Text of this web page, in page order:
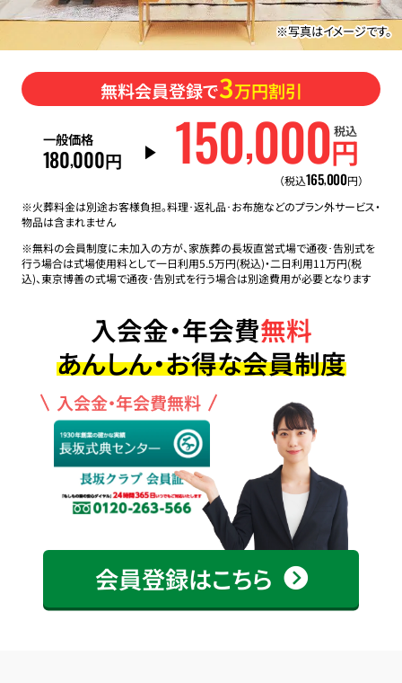
※写真はイメージです。
無料会員登録で3万円割引
一般価格
180,000円 150,000円
税込
（税込165,000円）
※火葬料金は別途お客様負担。料理･返礼品･お布施などのプラン外サービス・
物品は含まれません
※無料の会員制度に未加入の方が、家族葬の長坂直営式場で通夜･告別式を
行う場合は式場使用料として一日利用5.5万円(税込)・二日利用11万円(税
込)、東京博善の式場で通夜･告別式を行う場合は別途費用が必要となります
入会金・年会費無料
あんしん・お得な会員制度
入会金・年会費無料
会員登録はこちら